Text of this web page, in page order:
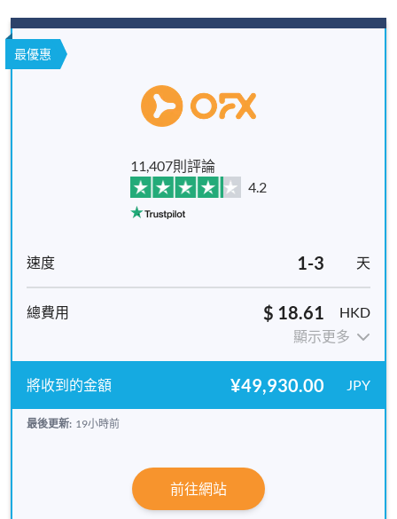
最優惠
11,407則評論
4.2
1-3 天
$ 18.61
HKD
顯示更多
¥49,930.00 JPY
最後更新: 19小時前
前往網站